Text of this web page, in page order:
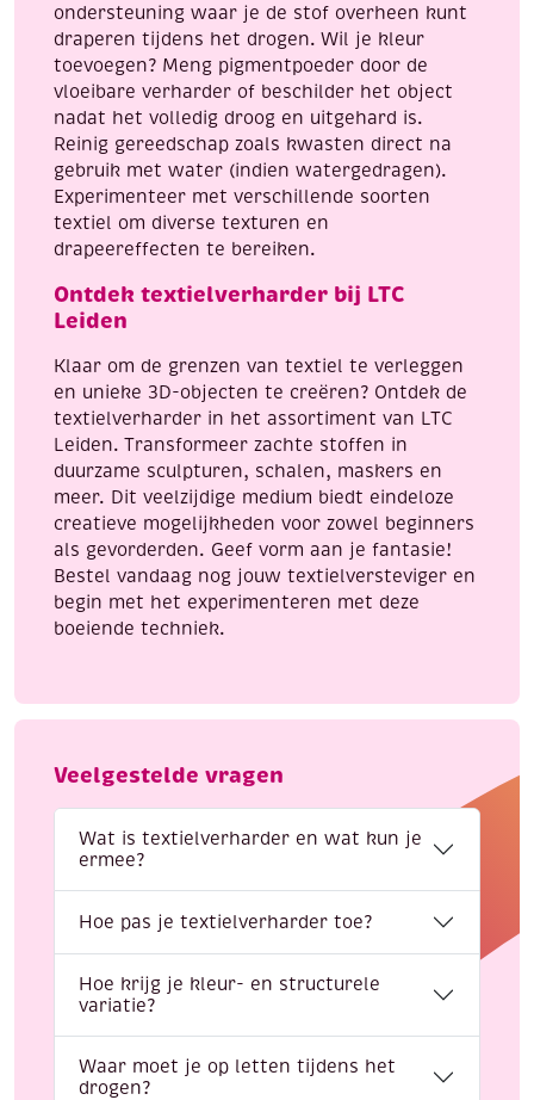
ondersteuning waar je de stof overheen kunt
draperen tijdens het drogen. Wil je kleur
toevoegen? Meng pigmentpoeder door de
vloeibare verharder of beschilder het object
nadat het volledig droog en uitgehard is.
Reinig gereedschap zoals kwasten direct na
gebruik met water (indien watergedragen).
Experimenteer met verschillende soorten
textiel om diverse texturen en
drapeereffecten te bereiken.
Ontdek textielverharder bij LTC
Leiden
Klaar om de grenzen van textiel te verleggen
en unieke 3D-objecten te creëren? Ontdek de
textielverharder in het assortiment van LTC
Leiden. Transformeer zachte stoffen in
duurzame sculpturen, schalen, maskers en
meer. Dit veelzijdige medium biedt eindeloze
creatieve mogelijkheden voor zowel beginners
als gevorderden. Geef vorm aan je fantasie!
Bestel vandaag nog jouw textielversteviger en
begin met het experimenteren met deze
boeiende techniek.
Veelgestelde vragen
Wat is textielverharder en wat kun je
ermee?
Hoe pas je textielverharder toe?
Hoe krijg je kleur- en structurele
variatie?
Waar moet je op letten tijdens het
drogen?